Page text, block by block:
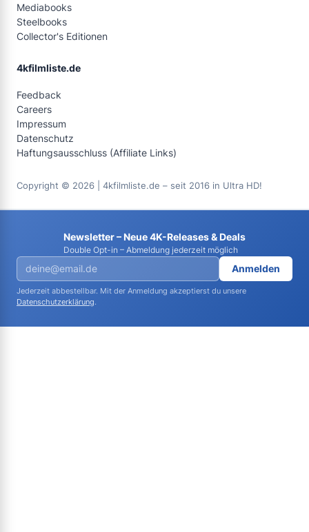
Mediabooks
Steelbooks
Collector's Editionen
4kfilmliste.de
Feedback
Careers
Impressum
Datenschutz
Haftungsausschluss (Affiliate Links)
Copyright © 2026 | 4kfilmliste.de – seit 2016 in Ultra HD!
Newsletter – Neue 4K-Releases & Deals
Double Opt-in – Abmeldung jederzeit möglich
Anmelden
Jederzeit abbestellbar. Mit der Anmeldung akzeptierst du unsere
Datenschutzerklärung.